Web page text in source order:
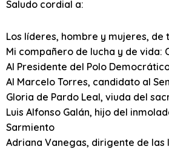
Saludo cordial a:
Los líderes, hombre y mujeres,
Mi compañero de lucha y de vida:
Al Presidente del Polo
Al Marcelo Torres, candidato al
Gloria de Pardo Leal, viuda del
Luis Alfonso Galán, hijo del
Sarmiento
Adriana Vanegas, dirigente de las